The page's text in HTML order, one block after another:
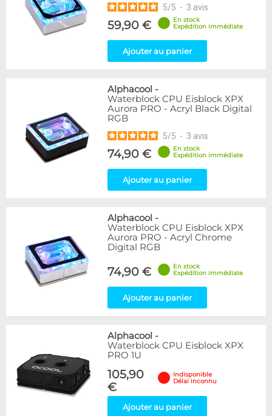
5/5 - 3 avis
59,90 €
En stock
Expédition immédiate
Ajouter au panier
Alphacool -
Waterblock CPU Eisblock XPX
Aurora PRO - Acryl Black Digital
RGB
5/5 - 3 avis
74,90 €
En stock
Expédition immédiate
Ajouter au panier
Alphacool -
Waterblock CPU Eisblock XPX
Aurora PRO - Acryl Chrome
Digital RGB
74,90 €
En stock
Expédition immédiate
Ajouter au panier
Alphacool -
Waterblock CPU Eisblock XPX
PRO 1U
105,90
€
Indisponible
Délai inconnu
Ajouter au panier